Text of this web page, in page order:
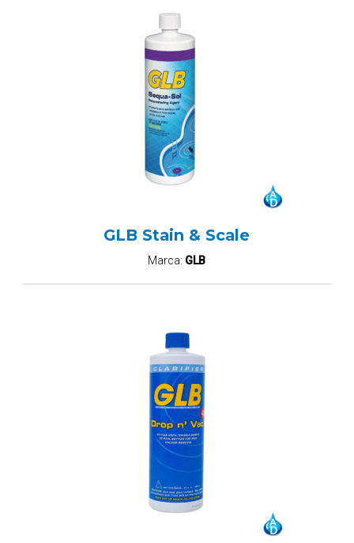
GLB Stain & Scale
Marca: GLB